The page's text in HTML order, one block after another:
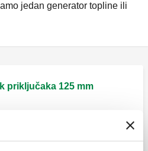
jedan generator topline ili
priključaka 125 mm
Hidraulički separator-kolektor za